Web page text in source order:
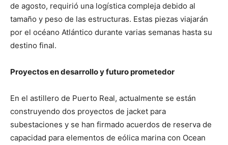
de agosto, requirió una logística compleja debido al
tamaño y peso de las estructuras. Estas piezas viajarán
por el océano Atlántico durante varias semanas hasta su
destino final.
Proyectos en desarrollo y futuro prometedor
En el astillero de Puerto Real, actualmente se están
construyendo dos proyectos de jacket para
subestaciones y se han firmado acuerdos de reserva de
capacidad para elementos de eólica marina con Ocean